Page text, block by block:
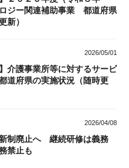
ジー関連補助事業 都道府県
新）
2026/05/01
介護事業所等に対するサービ
道府県の実施状況（随時更
2026/04/08
制廃止へ 継続研修は義務
禁止も